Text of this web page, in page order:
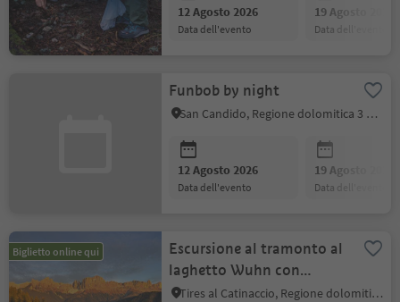
12 Agosto 2026
data dell'evento
19 Agosto 2026
data dell'evento
Funbob by night
San Candido, Regione dolomitica 3 Cime
12 Agosto 2026
data dell'evento
19 Agosto 2026
data dell'evento
Biglietto online qui
Escursione al tramonto al
laghetto Wuhn con
merenda altoatesina
Tires al Catinaccio, Regione dolomitica Alpe di Siusi